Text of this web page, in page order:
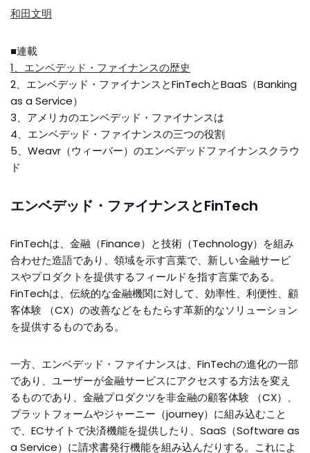
和田文明
■連載
1、エンベデッド・ファイナンスの歴史
2、エンベデッド・ファイナンスとFinTechとBaaS（Banking
as a Service）
3、アメリカのエンベデッド・ファイナンスは
4、エンベデッド・ファイナンスの三つの役割
5、Weavr（ウィーバー）のエンベデッドファイナンスクラウ
ド
エンベデッド・ファイナンスとFinTech
FinTechは、金融（Finance）と技術（Technology）を組み
合わせた造語であり、領域を示す言葉で、新しい金融サービ
スやプロダクトを提供するフィールドを指す言葉である。
FinTechは、伝統的な金融機関に対して、効率性、利便性、顧
客体験 （CX）の改善などをもたらす革新的なソリューション
を提供するものである。
一方、エンベデッド・ファイナンスは、FinTechの進化の一部
であり、ユーザーが金融サービスにアクセスする方法を変え
るものであり、金融プロダクツを非金融の顧客体験 （CX）、
プラットフォームやジャーニー（journey）に組み込むこと
で、ECサイトで決済機能を提供したり、SaaS（Software as
a Service）に請求書発行機能を組み込んだりする。これによ